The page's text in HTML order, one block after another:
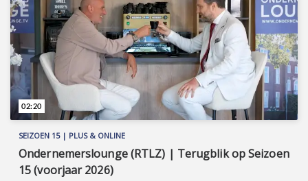
financieel gebied. Cashcow werkt ook samen met de
Telegraaf en organiseert bovendien de
BeleggersFair. Meer informatie: www.cashcow.nl
(https://www.cashcow.nl).
SEIZOEN 15 | PLUS & ONLINE
Ondernemerslounge (RTLZ) | Terugblik op Seizoen
15 (voorjaar 2026)
02:20